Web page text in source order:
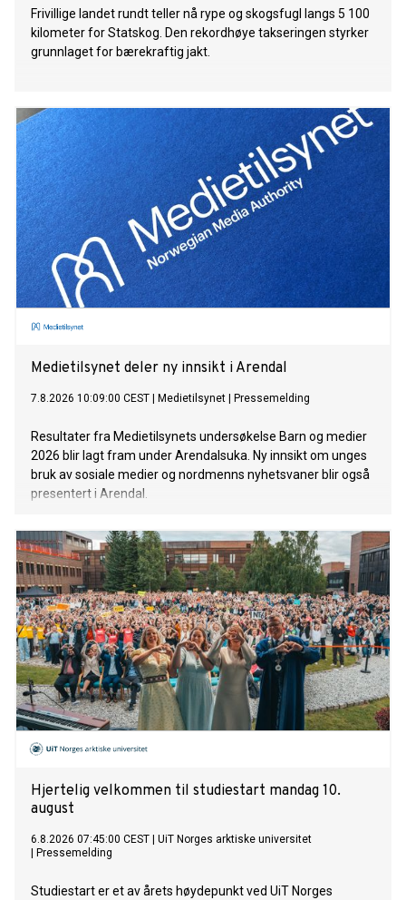
Frivillige landet rundt teller nå rype og skogsfugl langs 5 100
kilometer for Statskog. Den rekordhøye takseringen styrker
grunnlaget for bærekraftig jakt.
Medietilsynet deler ny innsikt i Arendal
7.8.2026 10:09:00 CEST Medietilsynet Pressemelding
Resultater fra Medietilsynets undersøkelse Barn og medier
2026 blir lagt fram under Arendalsuka. Ny innsikt om unges
bruk av sosiale medier og nordmenns nyhetsvaner blir også
presentert i Arendal.
Hjertelig velkommen til studiestart mandag 10.
august
6.8.2026 07:45:00 CEST
UiT Norges arktiske universitet
Pressemelding
Studiestart er et av årets høydepunkt ved UiT Norges